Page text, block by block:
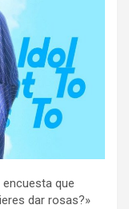
que
dar rosas?»